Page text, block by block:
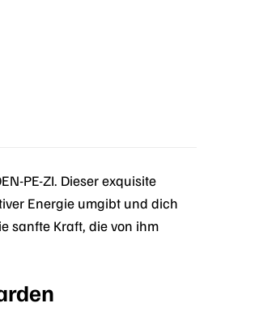
PE-ZI. Dieser exquisite
Energie umgibt und dich
sanfte Kraft, die von ihm